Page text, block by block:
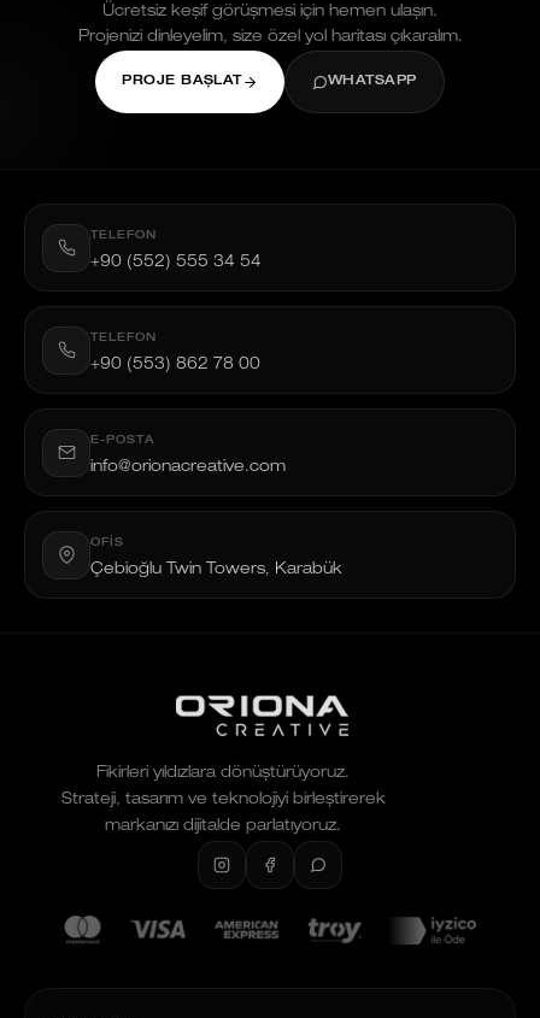
Ücretsiz keşif görüşmesi için hemen ulaşın.
Projenizi dinleyelim, size özel yol haritası çıkaralım.
PROJE BAŞLAT WHATSAPP
TELEFON
+90 (552) 555 34 54
TELEFON
+90 (553) 862 78 00
E-POSTA
info@orionacreative.com
OFIS
Çebioğlu Twin Towers, Karabük
Fikirleri yıldızlara dönüştürüyoruz.
Strateji, tasarım ve teknolojiyi birleştirerek
markanızı dijitalde parlatıyoruz.